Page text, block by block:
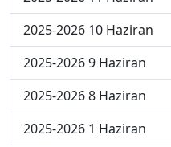
2025-2026 10 Haziran
2025-2026 9 Haziran
2025-2026 8 Haziran
2025-2026 1 Haziran